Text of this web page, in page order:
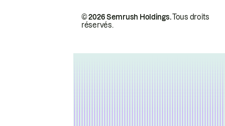
© 2026 Semrush Holdings.Tous droits
réservés.